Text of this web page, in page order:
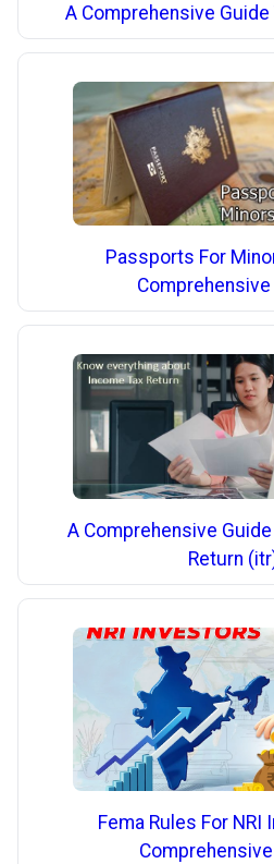
A Comprehensive
Passports For
Comprehensive
A Comprehensive
Return
Fema Rules For NRI